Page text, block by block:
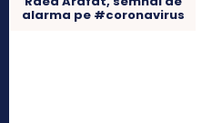
alarma pe #coronavirus